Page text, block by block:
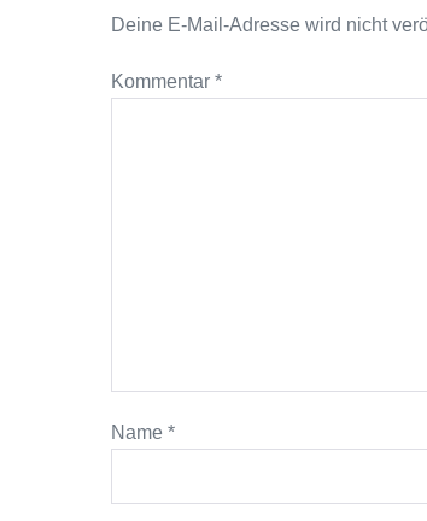
Deine E-Mail-Adresse wird nicht
Kommentar *
Name *